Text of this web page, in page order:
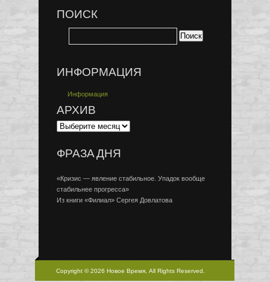
ПОИСК
ИНФОРМАЦИЯ
Информация
АРХИВ
ФРАЗА ДНЯ
«Кризис — явление стабильное. Упадок вообще
стабильнее прогресса»
Из книги «Филиал» Сергея Довлатова
Copyright © 2026 Новое Время, All Rights Reserved.